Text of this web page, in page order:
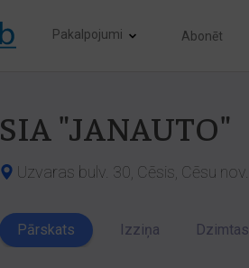
Pakalpojumi Abonēt
SIA "JANAUTO"
Uzvaras bulv. 30, Cēsis, Cēsu
Pārskats Izziņa